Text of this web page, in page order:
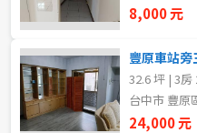
自租
房東自租
8,000 元
豐原車站旁
32.6 坪 | 3房
台中市 豐原
24,000 元